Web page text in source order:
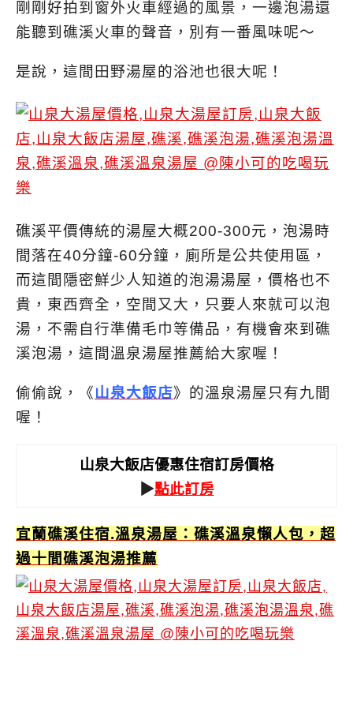
剛剛好拍到窗外火車經過的風景，一邊泡湯還
能聽到礁溪火車的聲音，別有一番風味呢～
是說，這間田野湯屋的浴池也很大呢！
礁溪平價傳統的湯屋大概200-300元，泡湯時
間落在40分鐘-60分鐘，廁所是公共使用區，
而這間隱密鮮少人知道的泡湯湯屋，價格也不
貴，東西齊全，空間又大，只要人來就可以泡
湯，不需自行準備毛巾等備品，有機會來到礁
溪泡湯，這間溫泉湯屋推薦給大家喔！
偷偷說，《山泉大飯店》的溫泉湯屋只有九間
喔！
山泉大飯店優惠住宿訂房價格
▶點此訂房
宜蘭礁溪住宿.溫泉湯屋：礁溪溫泉懶人包，超
過十間礁溪泡湯推薦